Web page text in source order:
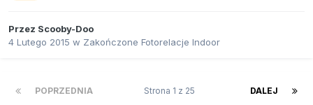
Przez Scooby-Doo
4 Lutego 2015 w Zakończone Fotorelacje Indoor
POPRZEDNIA DALEJ
Strona 1 z 25